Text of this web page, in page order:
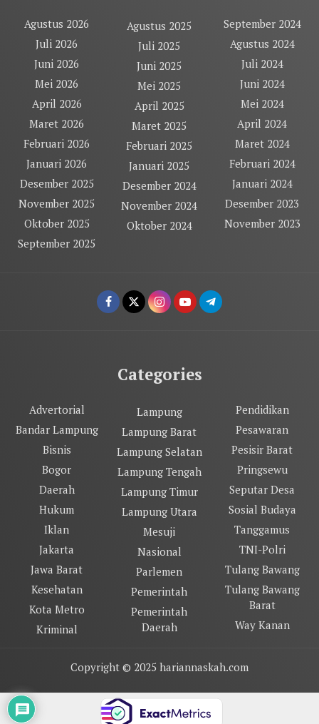
Agustus 2026
Juli 2026
Juni 2026
Mei 2026
April 2026
Maret 2026
Februari 2026
Januari 2026
Desember 2025
November 2025
Oktober 2025
September 2025
Agustus 2025
Juli 2025
Juni 2025
Mei 2025
April 2025
Maret 2025
Februari 2025
Januari 2025
Desember 2024
November 2024
Oktober 2024
September 2024
Agustus 2024
Juli 2024
Juni 2024
Mei 2024
April 2024
Maret 2024
Februari 2024
Januari 2024
Desember 2023
November 2023
Categories
Advertorial
Bandar Lampung
Bisnis
Bogor
Daerah
Hukum
Iklan
Jakarta
Jawa Barat
Kesehatan
Kota Metro
Kriminal
Lampung
Lampung Barat
Lampung Selatan
Lampung Tengah
Lampung Timur
Lampung Utara
Mesuji
Nasional
Parlemen
Pemerintah
Pemerintah
Daerah
Pendidikan
Pesawaran
Pesisir Barat
Pringsewu
Seputar Desa
Sosial Budaya
Tanggamus
TNI-Polri
Tulang Bawang
Tulang Bawang
Barat
Way Kanan
Copyright © 2025 hariannaskah.com